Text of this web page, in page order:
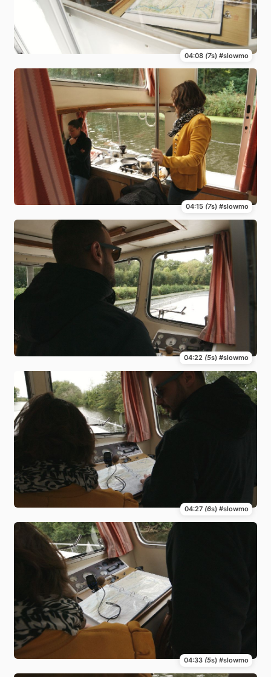
04:08 (7s) #slowmo
04:15 (7s) #slowmo
04:22 (5s) #slowmo
04:27 (6s) #slowmo
04:33 (5s) #slowmo